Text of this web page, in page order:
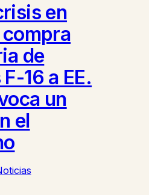
en
compra
de
16 a EE.
un
el